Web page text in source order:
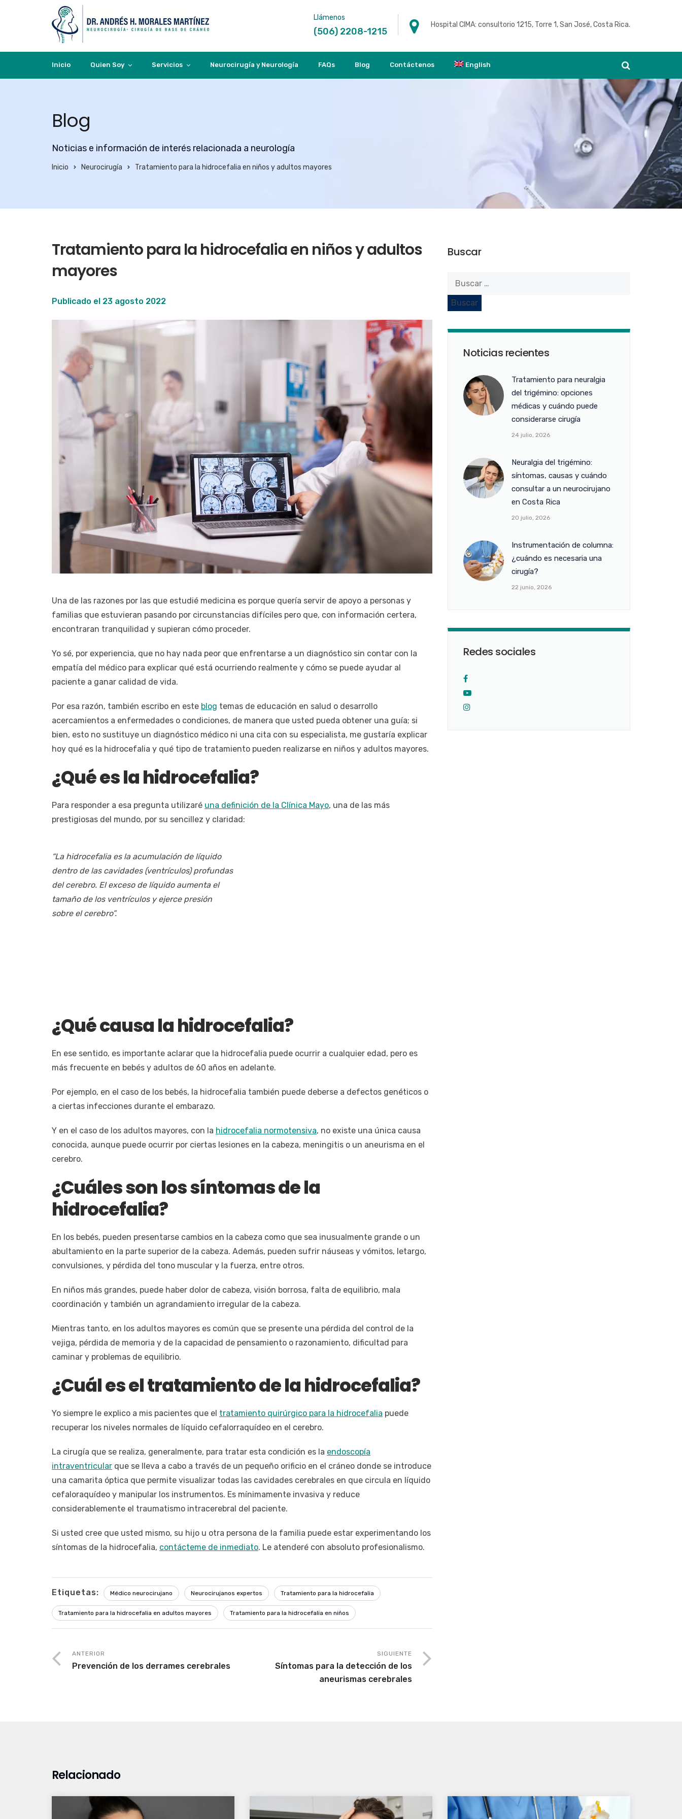
Llámenos
(506) 2208-1215
Hospital CIMA: consultorio 1215, Torre 1, San José, Costa Rica.
Inicio Quien Soy Servicios Neurocirugía y Neurología FAQs Blog Contáctenos English
Blog
Noticias e información de interés relacionada a neurología
Inicio Neurocirugía Tratamiento para la hidrocefalia en niños y adultos mayores
Tratamiento para la hidrocefalia en niños y adultos
mayores
Publicado el 23 agosto 2022
Una de las razones por las que estudié medicina es porque quería servir de apoyo a personas y
familias que estuvieran pasando por circunstancias difíciles pero que, con información certera,
encontraran tranquilidad y supieran cómo proceder.
Yo sé, por experiencia, que no hay nada peor que enfrentarse a un diagnóstico sin contar con la
empatía del médico para explicar qué está ocurriendo realmente y cómo se puede ayudar al
paciente a ganar calidad de vida.
Por esa razón, también escribo en este blog temas de educación en salud o desarrollo
acercamientos a enfermedades o condiciones, de manera que usted pueda obtener una guía; si
bien, esto no sustituye un diagnóstico médico ni una cita con su especialista, me gustaría explicar
hoy qué es la hidrocefalia y qué tipo de tratamiento pueden realizarse en niños y adultos mayores.
¿Qué es la hidrocefalia?
Para responder a esa pregunta utilizaré una definición de la Clínica Mayo, una de las más
prestigiosas del mundo, por su sencillez y claridad:
“La hidrocefalia es la acumulación de líquido
dentro de las cavidades (ventrículos) profundas
del cerebro. El exceso de líquido aumenta el
tamaño de los ventrículos y ejerce presión
sobre el cerebro”.
¿Qué causa la hidrocefalia?
En ese sentido, es importante aclarar que la hidrocefalia puede ocurrir a cualquier edad, pero es
más frecuente en bebés y adultos de 60 años en adelante.
Por ejemplo, en el caso de los bebés, la hidrocefalia también puede deberse a defectos genéticos o
a ciertas infecciones durante el embarazo.
Y en el caso de los adultos mayores, con la hidrocefalia normotensiva, no existe una única causa
conocida, aunque puede ocurrir por ciertas lesiones en la cabeza, meningitis o un aneurisma en el
cerebro.
¿Cuáles son los síntomas de la
hidrocefalia?
En los bebés, pueden presentarse cambios en la cabeza como que sea inusualmente grande o un
abultamiento en la parte superior de la cabeza. Además, pueden sufrir náuseas y vómitos, letargo,
convulsiones, y pérdida del tono muscular y la fuerza, entre otros.
En niños más grandes, puede haber dolor de cabeza, visión borrosa, falta de equilibrio, mala
coordinación y también un agrandamiento irregular de la cabeza.
Mientras tanto, en los adultos mayores es común que se presente una pérdida del control de la
vejiga, pérdida de memoria y de la capacidad de pensamiento o razonamiento, dificultad para
caminar y problemas de equilibrio.
¿Cuál es el tratamiento de la hidrocefalia?
Yo siempre le explico a mis pacientes que el tratamiento quirúrgico para la hidrocefalia puede
recuperar los niveles normales de líquido cefalorraquídeo en el cerebro.
La cirugía que se realiza, generalmente, para tratar esta condición es la endoscopía
intraventricular que se lleva a cabo a través de un pequeño orificio en el cráneo donde se introduce
una camarita óptica que permite visualizar todas las cavidades cerebrales en que circula en líquido
cefaloraquídeo y manipular los instrumentos. Es mínimamente invasiva y reduce
considerablemente el traumatismo intracerebral del paciente.
Si usted cree que usted mismo, su hijo u otra persona de la familia puede estar experimentando los
síntomas de la hidrocefalia, contácteme de inmediato. Le atenderé con absoluto profesionalismo.
Etiquetas: Médico neurocirujano Neurocirujanos expertos Tratamiento para la hidrocefalia
Tratamiento para la hidrocefalia en adultos mayores Tratamiento para la hidrocefalia en niños
ANTERIOR
Prevención de los derrames cerebrales
SIGUIENTE
Síntomas para la detección de los
aneurismas cerebrales
Buscar
Noticias recientes
Tratamiento para neuralgia
del trigémino: opciones
médicas y cuándo puede
considerarse cirugía
24 julio, 2026
Neuralgia del trigémino:
síntomas, causas y cuándo
consultar a un neurocirujano
en Costa Rica
20 julio, 2026
Instrumentación de columna:
¿cuándo es necesaria una
cirugía?
22 junio, 2026
Redes sociales
Relacionado